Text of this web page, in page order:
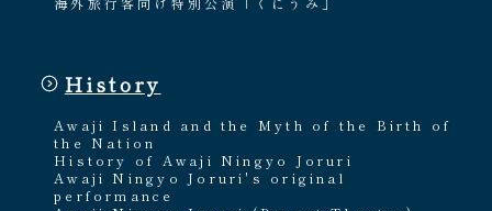
History
Awaji Island and the Myth of the Birth of
the Nation
History of Awaji Ningyo Joruri
Awaji Ningyo Joruri's original
performance